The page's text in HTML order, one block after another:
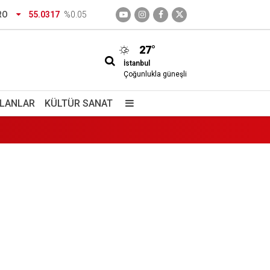
55.0317 %0.05
27°
İstanbul
Çoğunlukla güneşli
KÜLTÜR SANAT